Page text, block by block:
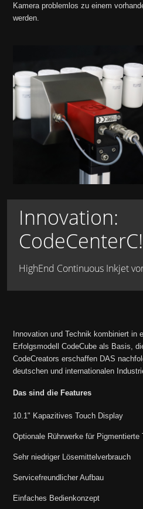
Kamera problemlos zu einem
werden.
Innovation:
CodeCenterC!
HighEnd Continuous Inkjet
Innovation und Technik kombiniert in
Erfolgsmodell CodeCube als Basis,
CodeCreators erschaffen DAS
deutschen und internationalen
Das sind die Features
10.1" Kapazitives Touch Display
Optionale Rührwerke für Pigmentierte
Sehr niedriger Lösemittelverbrauch
Servicefreundlicher Aufbau
Einfaches Bedienkonzept